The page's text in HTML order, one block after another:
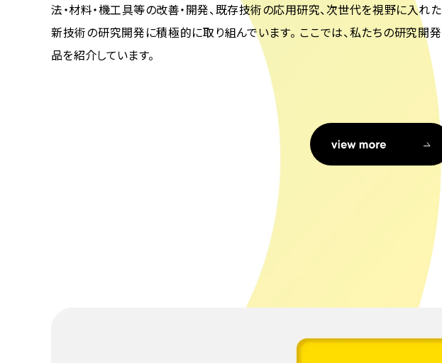
法‧材料‧機⼯具等の改善‧開発、既存技術の応⽤研究、次世代を視野に⼊れた
新技術の研究開発に積極的に取り組んでいます。 ここでは、私たちの研究開発
品を紹介しています。